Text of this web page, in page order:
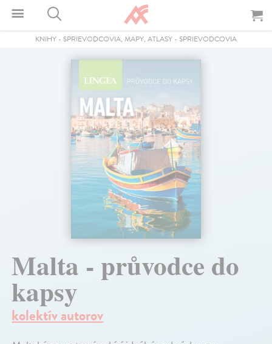
KNIHY - SPRIEVODCOVIA, MAPY, ATLASY - SPRIEVODCOVIA
Malta - průvodce do
kapsy
kolektív autorov